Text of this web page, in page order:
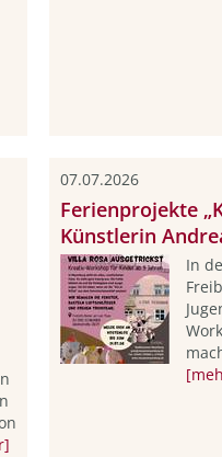
07.07.2026
Ferienprojekte
Künstlerin
In